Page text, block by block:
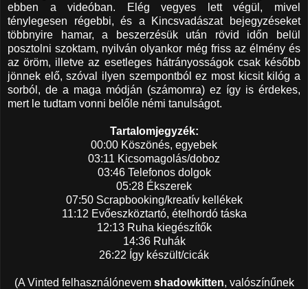
ebben a videóban. Elég vegyes lett végül, mivel
ténylegesen régebbi, és a Kincsvadászat bejegyzéseket
többnyire hamar, a beszerzésük után rövid időn belül
posztolni szoktam, nyilván olyankor még friss az élmény és
az öröm, illetve az esetleges hátrányosságok csak később
jönnek elő, szóval ilyen szempontból ez most kicsit kilóg a
sorból, de a maga módján (számomra) ez így is érdekes,
mert le tudtam vonni belőle némi tanulságot.
Tartalomjegyzék:
00:00 Köszönés, egyebek
03:11 Kicsomagolás/doboz
03:46 Telefonos dolgok
05:28 Ékszerek
07:50 Scrapbooking/kreatív kellékek
11:12 Evőeszköztartó, ételhordó táska
12:13 Ruha kiegészítők
14:36 Ruhák
26:22 Így készült/cicák
(A Vinted felhasználónevem shadowkitten, valószínűnek